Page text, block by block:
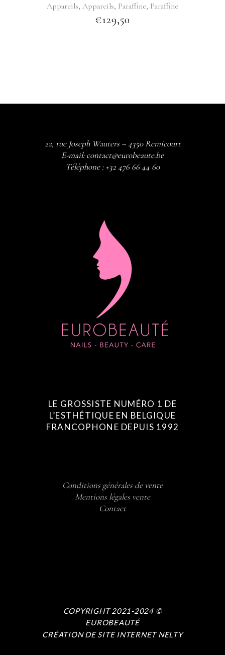
Appareils, Appareils, Paraffine, Paraffine
€129,50
22, rue Joseph Wauters – 4350 Remicourt
E-mail:contact@eurobeaute.be
Téléphone :+32 476 66 44 60
LE GROSSISTE NUMÉRO 1 DE
L’ESTHÉTIQUE EN BELGIQUE
FRANCOPHONE DEPUIS 1992
Conditions générales de vente
Mentions légales vente
Contact
COPYRIGHT 2021-2024 ©
EUROBEAUTÉ
CRÉATION DE SITE INTERNET NELTY